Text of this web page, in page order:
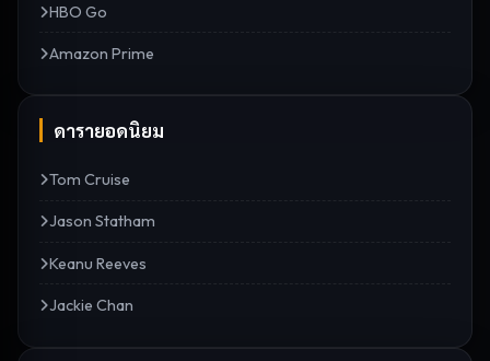
HBO Go
Amazon Prime
ดารายอดนิยม
Tom Cruise
Jason Statham
Keanu Reeves
Jackie Chan